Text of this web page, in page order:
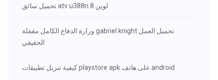
تحميل سائق atv u388n لوين 8
وزارة الدفاع الكامل مقفلة gabriel knight تحميل العمل
الحقيقي
كيفية تنزيل تطبيقات playstore apk على هاتف android